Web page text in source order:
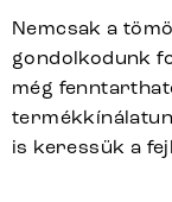
Nemcsak a
gondolkodunk
még
is keressük a